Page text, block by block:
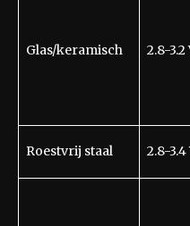
Glas/keramisch 2.8-3.2
Roestvrij staal 2.8-3.4